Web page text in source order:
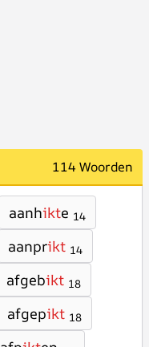
114 Woorden
aanhikte 14
aanprikt 14
afgebikt 18
afgepikt 18